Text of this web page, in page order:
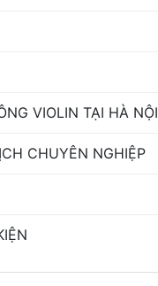
VIOLIN TẠI HÀ NỘI
CHUYÊN NGHIỆP